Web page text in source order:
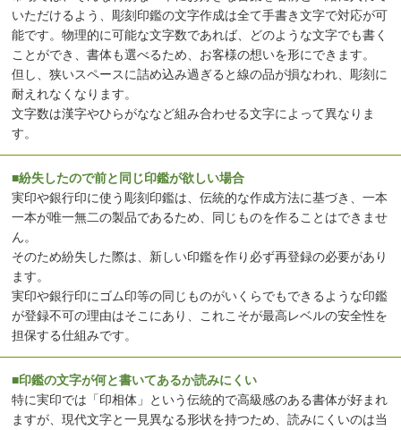
いただけるよう、彫刻印鑑の文字作成は全て手書き文字で対応が可
能です。物理的に可能な文字数であれば、どのような文字でも書く
ことができ、書体も選べるため、お客様の想いを形にできます。
但し、狭いスペースに詰め込み過ぎると線の品が損なわれ、彫刻に
耐えれなくなります。
文字数は漢字やひらがななど組み合わせる文字によって異なりま
す。
■紛失したので前と同じ印鑑が欲しい場合
実印や銀行印に使う彫刻印鑑は、伝統的な作成方法に基づき、一本
一本が唯一無二の製品であるため、同じものを作ることはできませ
ん。
そのため紛失した際は、新しい印鑑を作り必ず再登録の必要があり
ます。
実印や銀行印にゴム印等の同じものがいくらでもできるような印鑑
が登録不可の理由はそこにあり、これこそが最高レベルの安全性を
担保する仕組みです。
■印鑑の文字が何と書いてあるか読みにくい
特に実印では「印相体」という伝統的で高級感のある書体が好まれ
ますが、現代文字と一見異なる形状を持つため、読みにくいのは当